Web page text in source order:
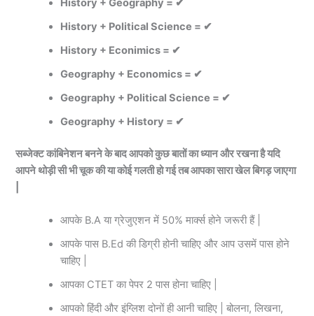
History + Geography = ✔
History + Political Science = ✔
History + Econimics = ✔
Geography + Economics = ✔
Geography + Political Science = ✔
Geography + History = ✔
सब्जेक्ट कांबिनेशन बनने के बाद आपको कुछ बातों का ध्यान और रखना है यदि
आपने थोड़ी सी भी चूक की या कोई गलती हो गई तब आपका सारा खेल बिगड़ जाएगा
आपके B.A या ग्रेजुएशन में 50% मार्क्स होने जरूरी हैं |
आपके पास B.Ed की डिग्री होनी चाहिए और आप उसमें पास होने
चाहिए |
आपका CTET का पेपर 2 पास होना चाहिए |
आपको हिंदी और इंग्लिश दोनों ही आनी चाहिए | बोलना, लिखना,